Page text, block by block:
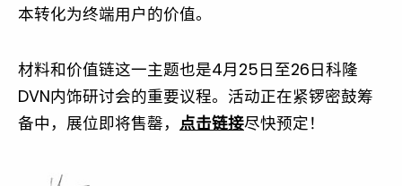
本转化为终端用户的价值。
材料和价值链这一主题也是4月25日至26日科隆
DVN内饰研讨会的重要议程。活动正在紧锣密鼓筹
备中，展位即将售罄， 点击链接尽快预定！